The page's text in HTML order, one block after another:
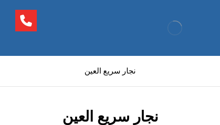
نجار سريع العين
نجار سريع العين